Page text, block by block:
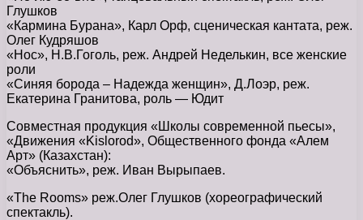
Глушков
«Кармина Бурана», Карл Орф, сценическая кантата, реж.
Олег Кудряшов
«Нос», Н.В.Гоголь, реж. Андрей Неделькин, все женские
роли
«Синяя борода – Надежда женщин», Д.Лоэр, реж.
Екатерина Гранитова, роль — Юдит
Совместная продукция «Школы современной пьесы»,
«Движения «Kislorod», Общественного фонда «Алем
Арт» (Казахстан):
«Объяснить», реж. Иван Вырыпаев.
«The Rooms» реж.Олег Глушков (хореографический
спектакль).